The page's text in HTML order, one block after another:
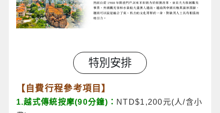
特別安排
【自費行程參考項目】
1.越式傳統按摩(90分鐘)： NTD$1,200元(人/含小